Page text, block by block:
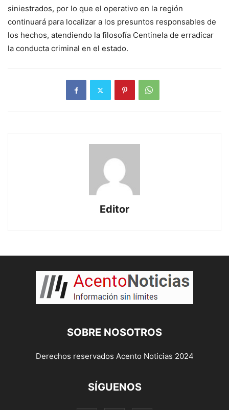
siniestrados, por lo que el operativo en la región
continuará para localizar a los presuntos responsables de
los hechos, atendiendo la filosofía Centinela de erradicar
la conducta criminal en el estado.
Editor
SOBRE NOSOTROS
Derechos reservados Acento Noticias 2024
SÍGUENOS